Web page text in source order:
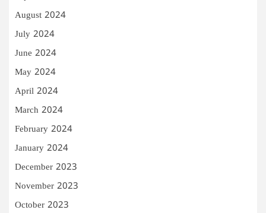
August 2024
July 2024
June 2024
May 2024
April 2024
March 2024
February 2024
January 2024
December 2023
November 2023
October 2023